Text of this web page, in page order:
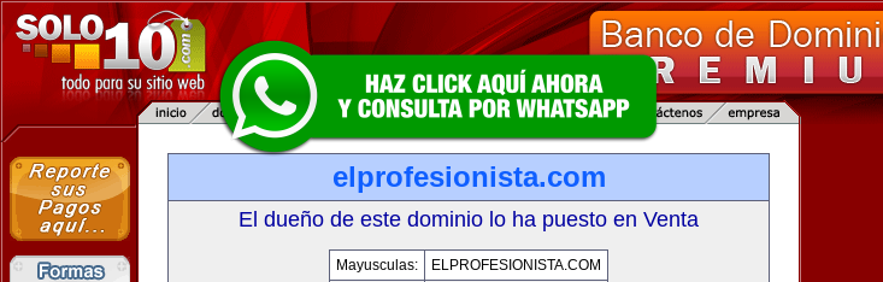
elprofesionista.com
El dueño de este dominio lo ha puesto en Venta
Mayusculas:
ELPROFESIONISTA.COM